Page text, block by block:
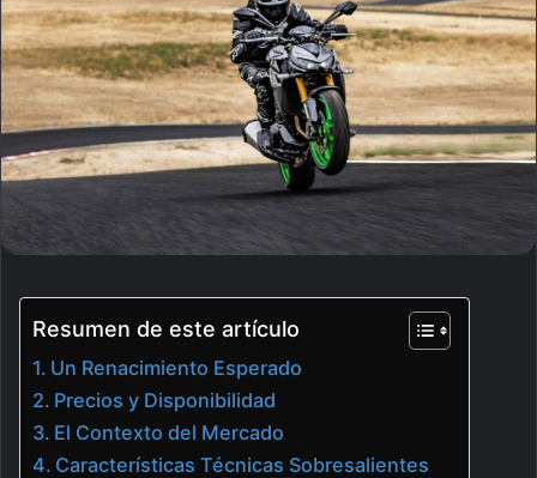
Resumen de este artículo
Un Renacimiento Esperado
Precios y Disponibilidad
El Contexto del Mercado
Características Técnicas Sobresalientes